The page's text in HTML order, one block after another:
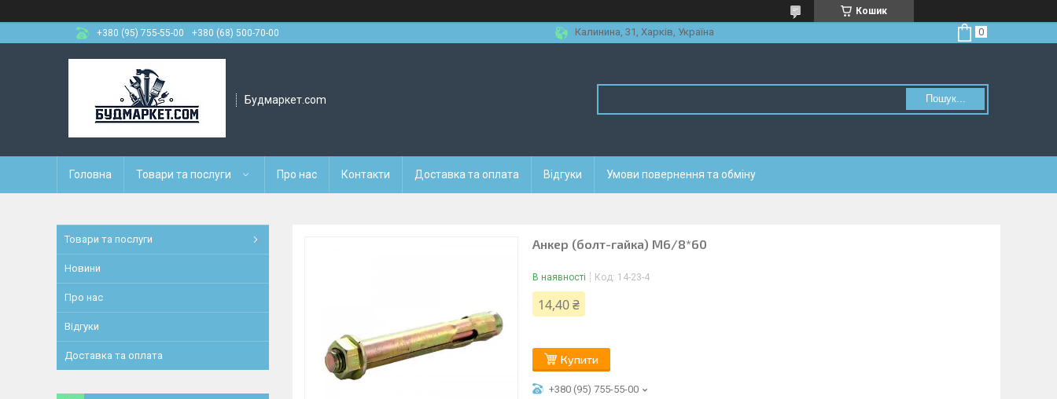
Кошик
+380 (95) 755-55-00
+380 (68) 500-70-00 Калинина, 31, Харків, Україна
Будмаркет.com Пошук...
Головна Товари та послуги Про нас Контакти Доставка та оплата Відгуки Умови повернення та обміну
Анкер (болт-гайка) М6/8*60
В наявності Код: 14-23-4
14,40 ₴
Купити
+380 (95) 755-55-00
Товари та послуги
Новини
Про нас
Відгуки
Доставка та оплата